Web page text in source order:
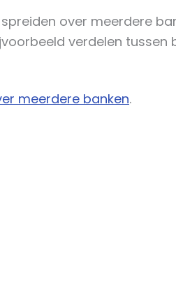
over meerdere
verdelen tussen
meerdere banken.